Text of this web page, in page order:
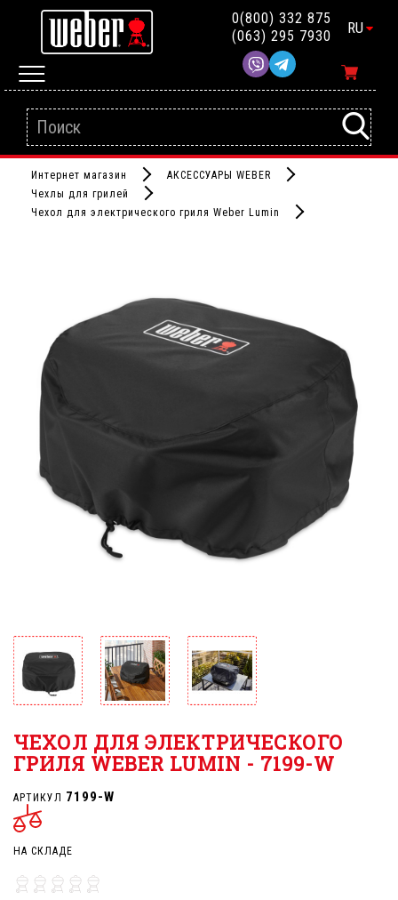
0(800) 332 875
(063) 295 7930
RU
Интернет магазин
АКСЕССУАРЫ WEBER
Чехлы для грилей
Чехол для электрического гриля Weber Lumin
ЧЕХОЛ ДЛЯ ЭЛЕКТРИЧЕСКОГО
ГРИЛЯ WEBER LUMIN - 7199-W
АРТИКУЛ 7199-W
НА СКЛАДЕ